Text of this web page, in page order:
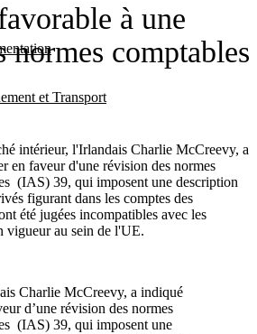
et Transport
à une
normes comptables
intérieur, l'Irlandais Charlie McCreevy, a
en faveur d'une révision des normes
(IAS) 39, qui imposent une description
figurant dans les comptes des
été jugées incompatibles avec les
vigueur au sein de l'UE.
Charlie McCreevy, a indiqué
d’une révision des normes
(IAS) 39, qui imposent une